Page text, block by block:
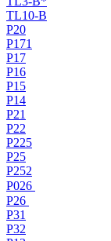
TL10-B
P20
P171
P17
P16
P15
P14
P21
P22
P225
P25
P252
P026
P26
P31
P32